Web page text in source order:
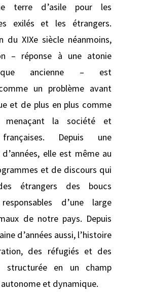
terre d’asile pour les
exilés et les étrangers.
du XIXe siècle néanmoins,
– réponse à une atonie
ancienne – est
un problème avant
et de plus en plus comme
menaçant la société et
Depuis une
elle est même au
et de discours qui
étrangers des boucs
d’une large
de notre pays. Depuis
d’années aussi, l’histoire
des réfugiés et des
structurée en un champ
et dynamique.